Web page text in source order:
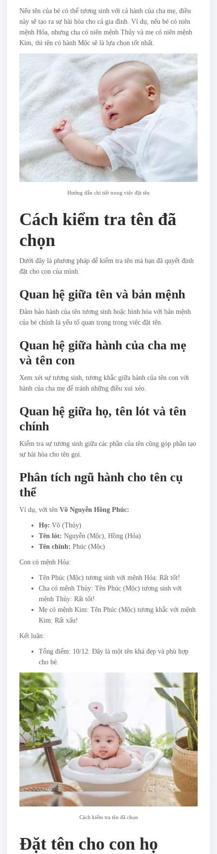
Nếu tên của bé có thể tương sinh với cả hành của cha mẹ, điều
này sẽ tạo ra sự hài hòa cho cả gia đình. Ví dụ, nếu bé có niên
mệnh Hỏa, nhưng cha có niên mệnh Thủy và mẹ có niên mệnh
Kim, thì tên có hành Mộc sẽ là lựa chọn tốt nhất.
Hướng dẫn chi tiết trong việc đặt tên
Cách kiểm tra tên đã
chọn
Dưới đây là phương pháp để kiểm tra tên mà bạn đã quyết định
đặt cho con của mình.
Quan hệ giữa tên và bản mệnh
Đảm bảo hành của tên tương sinh hoặc bình hòa với bản mệnh
của bé chính là yếu tố quan trọng trong việc đặt tên.
Quan hệ giữa hành của cha mẹ
và tên con
Xem xét sự tương sinh, tương khắc giữa hành của tên con với
hành của cha mẹ để tránh những điều xui xẻo.
Quan hệ giữa họ, tên lót và tên
chính
Kiểm tra sự tương sinh giữa các phần của tên cũng góp phần tạo
sự hài hòa cho tên gọi.
Phân tích ngũ hành cho tên cụ
thể
Ví dụ, với tên Võ Nguyễn Hồng Phúc:
Họ: Võ (Thủy)
Tên lót: Nguyễn (Mộc), Hồng (Hỏa)
Tên chính: Phúc (Mộc)
Con có mệnh Hỏa:
Tên Phúc (Mộc) tương sinh với mệnh Hỏa: Rất tốt!
Cha có mệnh Thủy: Tên Phúc (Mộc) tương sinh với
mệnh Thủy: Rất tốt!
Mẹ có mệnh Kim: Tên Phúc (Mộc) tương khắc với mệnh
Kim: Rất xấu!
Kết luận:
Tổng điểm: 10/12: Đây là một tên khá đẹp và phù hợp
cho bé.
Cách kiểm tra tên đã chọn
Đặt tên cho con họ